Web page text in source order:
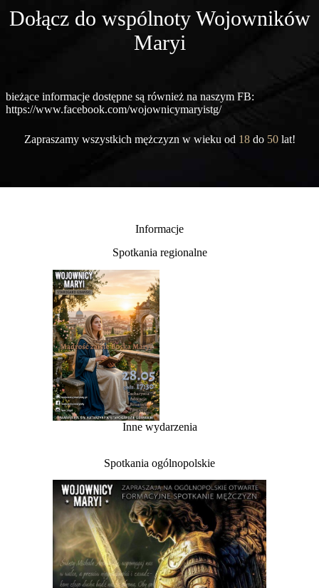
Dołącz do wspólnoty Wojowników
Maryi
bieżące informacje dostępne są również na naszym FB:
https://www.facebook.com/wojownicymaryistg/
Zapraszamy wszystkich mężczyzn w wieku od 18 do50 lat!
Informacje
Spotkania regionalne
Inne wydarzenia
Spotkania ogólnopolskie